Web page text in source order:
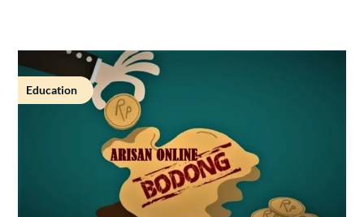
Education